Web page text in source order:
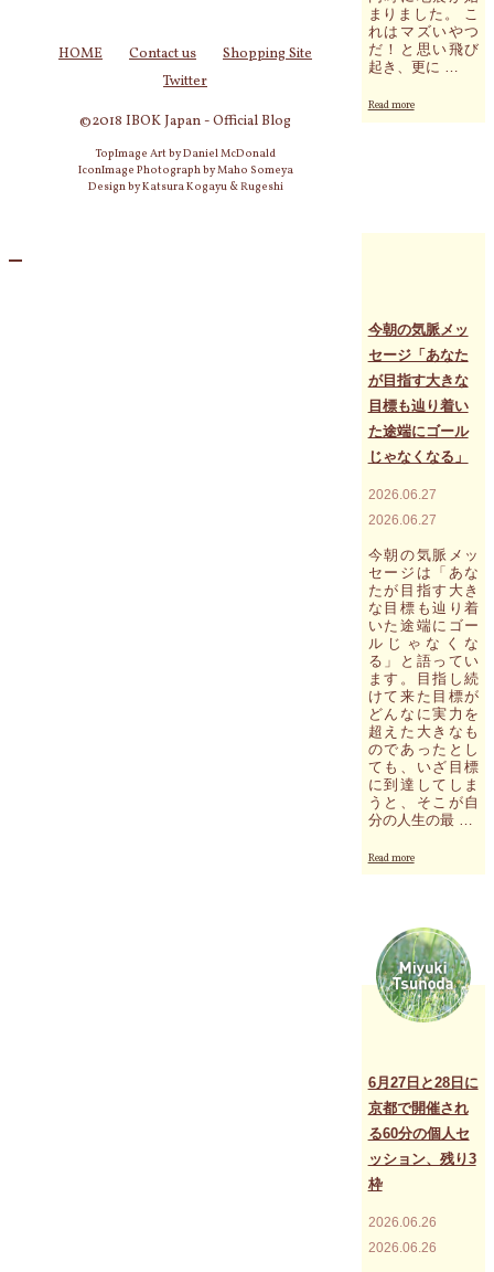
し
か
な
い
言
まりました。 こ
れはマズいやつ
だ！と思い飛び
起き、更に …
Read more
の
ネ
ル
ギ
的
関
を
メ
ー
ル
鑑
定
を
お
受
け
に
な
っ
た
方
か
今朝の気脈メッ
セージ「あなた
が目指す大きな
目標も辿り着い
た途端にゴール
じゃなくなる」
2026.06.27
2026.06.27
今朝の気脈メッ
セージは「あな
たが目指す大き
な目標も辿り着
いた途端にゴー
ルじゃなくな
る」と語ってい
ます。目指し続
けて来た目標が
どんなに実力を
超えた大きなも
のであったとし
ても、いざ目標
に到達してしま
うと、そこが自
分の人生の最 …
Read more
脈
メ
ッ
セ
ー
ジ
た
目
指
す
目
標
6月27日と28日に
京都で開催され
る60分の個人セ
ッション、残り3
枠
2026.06.26
2026.06.26
HOME Contact us
Shopping Site
Twitter
©2018 IBOK Japan - Official Blog
TopImage Art by Daniel McDonald
IconImage Photograph by Maho Someya
Design by Katsura Kogayu & Rugeshi